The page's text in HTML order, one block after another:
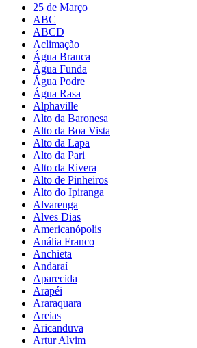
25 de Março
ABC
ABCD
Aclimação
Água Branca
Água Funda
Água Podre
Água Rasa
Alphaville
Alto da Baronesa
Alto da Boa Vista
Alto da Lapa
Alto da Pari
Alto da Rivera
Alto de Pinheiros
Alto do Ipiranga
Alvarenga
Alves Dias
Americanópolis
Anália Franco
Anchieta
Andaraí
Aparecida
Arapéi
Araraquara
Areias
Aricanduva
Artur Alvim